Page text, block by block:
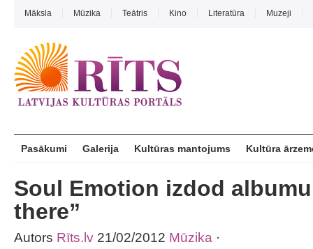
Māksla Mūzika Teātris Kino Literatūra Muzeji
Pasākumi Galerija Kultūras mantojums Kultūra
Soul Emotion izdod
there”
Autors Rīts.lv 21/02/2012 Mūzika ·